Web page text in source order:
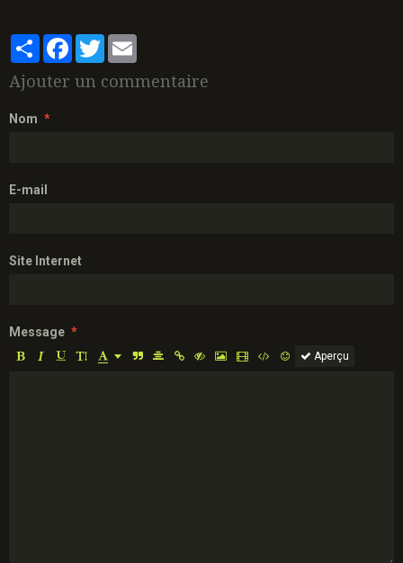
PartagerFacebook
Twitter
Ajouter un commentaire
Nom
E-mail
Site Internet
Message
Aperçu